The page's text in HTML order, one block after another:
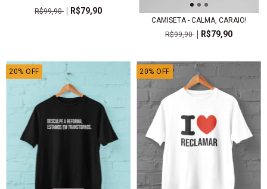
R$99,90
R$79,90
CAMISETA - CALMA, CARAIO!
R$99,90
R$79,90
20% OFF 20% OFF